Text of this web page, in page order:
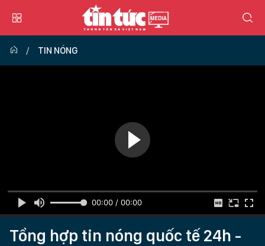
TIN NÓNG
00:00 / 00:00
Tổng hợp tin nóng quốc tế 24h -